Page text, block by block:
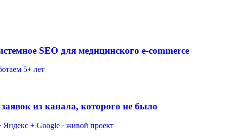
SEO для медицинского e-commerce
5+ лет
из канала, которого не было
Яндекс + Google · живой проект